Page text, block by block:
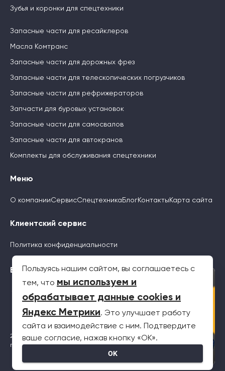
Зубья и коронки для спецтехники
Запасные части для ресайклеров
Масла Комтранс
Запасные части для дорожных фрез
Запасные части для телескопических погрузчиков
Запасные части для рефрижераторов
Запчасти для буровых установок
Запасные части для самосвалов
Запасные части для автокранов
Комплекты для обслуживания спецтехники
Меню
О компанииСервисСпецтехника БлогКонтакты Карта сайта
Клиентский сервис
Политика конфиденциальности
Будьте с нами
2026 © Все права защищены. Информация на сайте не является
публичной офертой
Пользуясь нашим сайтом, вы соглашаетесь с
тем, что мы используем и
обрабатывает данные cookies и
Яндекс Метрики. Это улучшает работу
сайта и взаимодействие с ним. Подтвердите
ваше согласие, нажав кнопку «OK».
OK